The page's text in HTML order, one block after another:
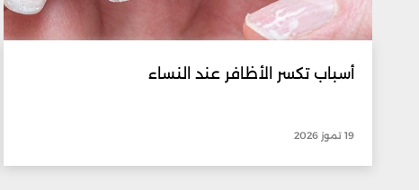
أسباب تكسر الأظافر عند النساء
19 تموز 2026